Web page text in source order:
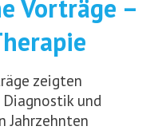
Vorträge –
zeigten
und
Jahrzehnten